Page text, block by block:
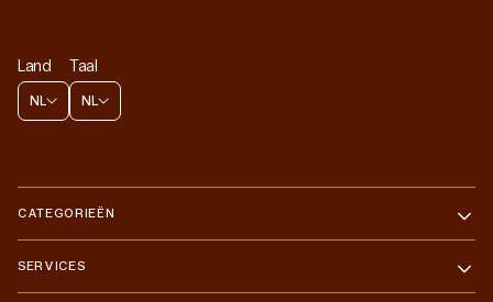
Land
NL
Taal
NL
CATEGORIEËN
SERVICES